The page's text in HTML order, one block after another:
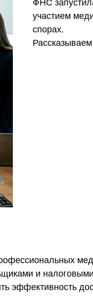
ФНС
участием
спорах.
и
эффективность